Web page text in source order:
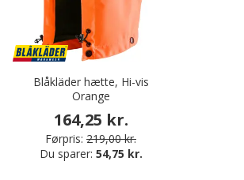
Blåkläder hætte, Hi-vis
Orange
164,25 kr.
Førpris: 219,00 kr.
Du sparer: 54,75 kr.